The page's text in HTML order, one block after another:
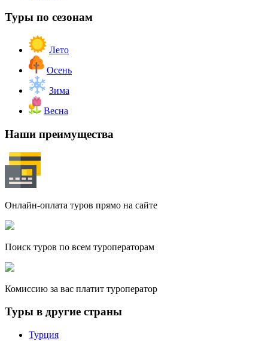
Туры по сезонам
Лето
Осень
Зима
Весна
Наши преимущества
Онлайн-оплата туров прямо на сайте
Поиск туров по всем туроператорам
Комиссию за вас платит туроператор
Туры в другие страны
Турция